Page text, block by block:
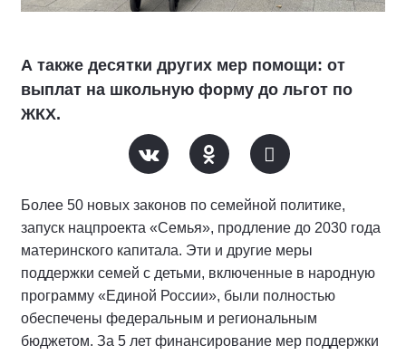
А также десятки других мер помощи: от
выплат на школьную форму до льгот по
ЖКХ.
Более 50 новых законов по семейной политике,
запуск нацпроекта «Семья», продление до 2030 года
материнского капитала. Эти и другие меры
поддержки семей с детьми, включенные в народную
программу «Единой России», были полностью
обеспечены федеральным и региональным
бюджетом. За 5 лет финансирование мер поддержки